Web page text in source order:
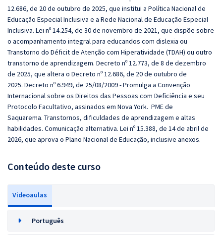
12.686, de 20 de outubro de 2025, que institui a Política Nacional de
Educação Especial Inclusiva e a Rede Nacional de Educação Especial
Inclusiva. Lei nº 14.254, de 30 de novembro de 2021, que dispõe sobre
o acompanhamento integral para educandos com dislexia ou
Transtorno do Déficit de Atenção com Hiperatividade (TDAH) ou outro
transtorno de aprendizagem. Decreto nº 12.773, de 8 de dezembro
de 2025, que altera o Decreto nº 12.686, de 20 de outubro de
2025. Decreto nº 6.949, de 25/08/2009 - Promulga a Convenção
Internacional sobre os Direitos das Pessoas com Deficiência e seu
Protocolo Facultativo, assinados em Nova York. PME de
Saquarema. Transtornos, dificuldades de aprendizagem e altas
habilidades. Comunicação alternativa. Lei nº 15.388, de 14 de abril de
2026, que aprova o Plano Nacional de Educação, inclusive anexos.
Conteúdo deste curso
Videoaulas
Português